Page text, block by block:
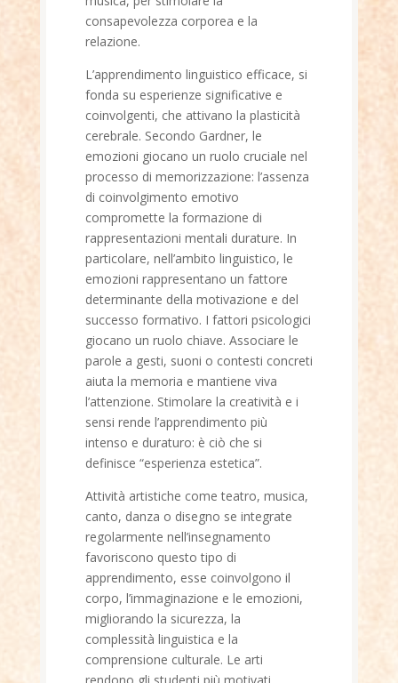
consapevolezza corporea e la
relazione.
L’apprendimento linguistico efficace, si
fonda su esperienze significative e
coinvolgenti, che attivano la plasticità
cerebrale. Secondo Gardner, le
emozioni giocano un ruolo cruciale nel
processo di memorizzazione: l’assenza
di coinvolgimento emotivo
compromette la formazione di
rappresentazioni mentali durature. In
particolare, nell’ambito linguistico, le
emozioni rappresentano un fattore
determinante della motivazione e del
successo formativo. I fattori psicologici
giocano un ruolo chiave. Associare le
parole a gesti, suoni o contesti concreti
aiuta la memoria e mantiene viva
l’attenzione. Stimolare la creatività e i
sensi rende l’apprendimento più
intenso e duraturo: è ciò che si
definisce “esperienza estetica”.
Attività artistiche come teatro, musica,
canto, danza o disegno se integrate
regolarmente nell’insegnamento
favoriscono questo tipo di
apprendimento, esse coinvolgono il
corpo, l’immaginazione e le emozioni,
migliorando la sicurezza, la
complessità linguistica e la
comprensione culturale. Le arti